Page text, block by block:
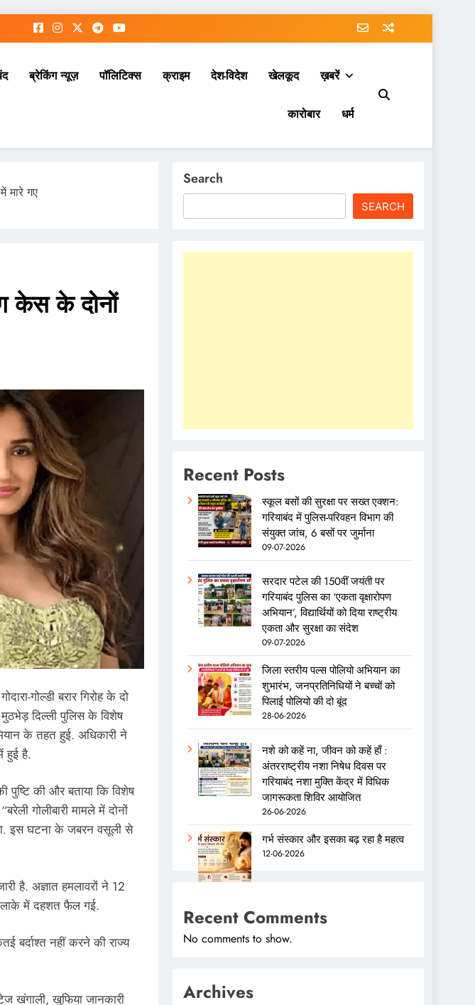
ब्रेकिंग न्यूज़ पॉलिटिक्स क्राइम देश-विदेश खेलकूद ख़बरें
कारोबार धर्म
मारे गए
केस के दोनों
गोल्डी बरार गिरोह के दो
मुठभेड़ दिल्ली पुलिस के विशेष
के तहत हुई. अधिकारी ने
हुई है.
पुष्टि की और बताया कि विशेष
गोलीबारी मामले में दोनों
इस घटना के जबरन वसूली से
है. अज्ञात हमलावरों ने 12
में दहशत फैल गई.
बर्दाश्त नहीं करने की राज्य
खंगाली, खुफिया जानकारी
Search
SEARCH
Recent Posts
स्कूल बसों की सुरक्षा पर सख्त एक्शन:
गरियाबंद में पुलिस-परिवहन विभाग की
संयुक्त जांच, 6 बसों पर जुर्माना
09-07-2026
सरदार पटेल की 150वीं जयंती पर
गरियाबंद पुलिस का ‘एकता वृक्षारोपण
अभियान’, विद्यार्थियों को दिया राष्ट्रीय
एकता और सुरक्षा का संदेश
09-07-2026
जिला स्तरीय पल्स पोलियो अभियान का
शुभारंभ, जनप्रतिनिधियों ने बच्चों को
पिलाई पोलियो की दो बूंद
28-06-2026
नशे को कहें ना, जीवन को कहें हाँ :
अंतरराष्ट्रीय नशा निषेध दिवस पर
गरियाबंद नशा मुक्ति केंद्र में विधिक
जागरूकता शिविर आयोजित
26-06-2026
गर्भ संस्कार और इसका बढ़ रहा है महत्व
12-06-2026
Recent Comments
No comments to show.
Archives